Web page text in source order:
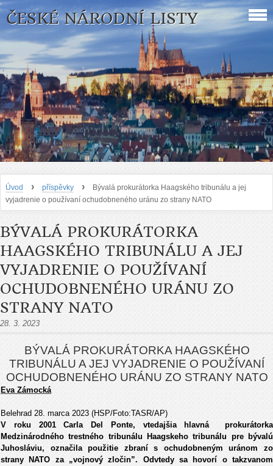
ČESKÉ NÁRODNÍ LISTY
Úvod › příspěvky ›
Bývalá prokurátorka Haagského tribunálu a jej
vyjadrenie o používaní ochudobneného uránu zo strany NATO
BÝVALÁ PROKURÁTORKA
HAAGSKÉHO TRIBUNÁLU A JEJ
VYJADRENIE O POUŽÍVANÍ
OCHUDOBNENÉHO URÁNU ZO
STRANY NATO
28. 3. 2023
BÝVALÁ PROKURÁTORKA HAAGSKÉHO
TRIBUNÁLU A JEJ VYJADRENIE O POUŽÍVANÍ
OCHUDOBNENÉHO URÁNU ZO STRANY NATO
Eva Zámocká
Belehrad 28. marca 2023 (HSP/Foto:TASR/AP)
V roku 2001 Carla Del Ponte, vtedajšia hlavná prokurátorka
Medzinárodného trestného tribunálu Haagskeho tribunálu pre bývalú
Juhosláviu, označila použitie zbraní s ochudobneným uránom zo
strany NATO za „vojnový zločin”. Odvtedy sa hovorí o takzvanom